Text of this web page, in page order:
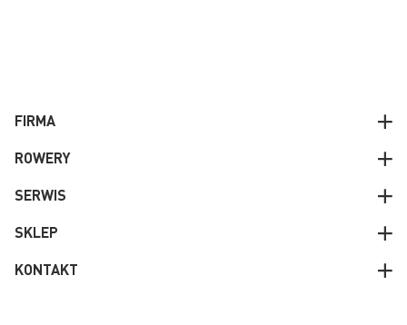
FIRMA
ROWERY
SERWIS
SKLEP
KONTAKT